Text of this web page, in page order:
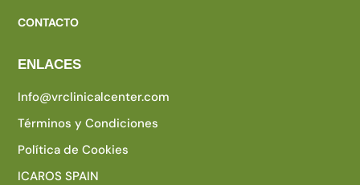
CONTACTO
ENLACES
Info@vrclinicalcenter.com
Términos y Condiciones
Política de Cookies
ICAROS SPAIN